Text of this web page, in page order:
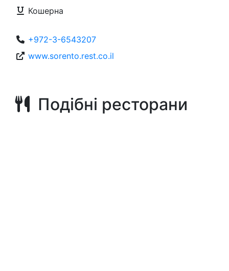
Кошерна
+972-3-6543207
www.sorento.rest.co.il
Подібні ресторани